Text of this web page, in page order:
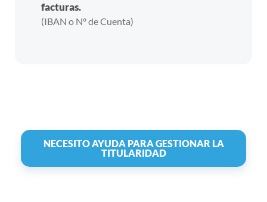
facturas.
(IBAN o Nº de Cuenta)
NECESITO AYUDA PARA GESTIONAR LA
TITULARIDAD